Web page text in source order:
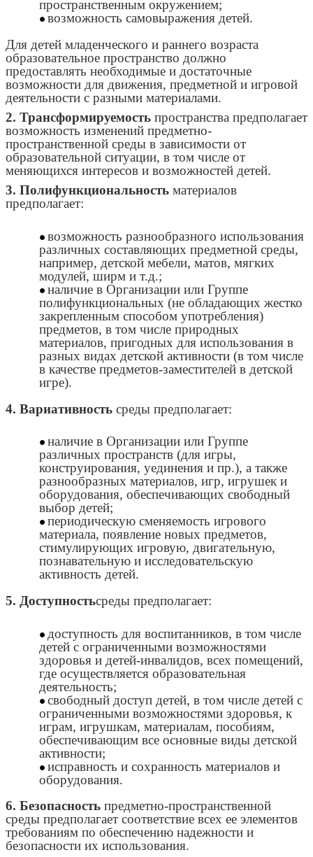
пространственным окружением;
возможность самовыражения детей.
Для детей младенческого и раннего возраста
образовательное пространство должно
предоставлять необходимые и достаточные
возможности для движения, предметной и игровой
деятельности с разными материалами.
2. Трансформируемость пространства предполагает
возможность изменений предметно-
пространственной среды в зависимости от
образовательной ситуации, в том числе от
меняющихся интересов и возможностей детей.
3. Полифункциональность материалов
предполагает:
возможность разнообразного использования
различных составляющих предметной среды,
например, детской мебели, матов, мягких
модулей, ширм и т.д.;
наличие в Организации или Группе
полифункциональных (не обладающих жестко
закрепленным способом употребления)
предметов, в том числе природных
материалов, пригодных для использования в
разных видах детской активности (в том числе
в качестве предметов-заместителей в детской
игре).
4. Вариативность среды предполагает:
наличие в Организации или Группе
различных пространств (для игры,
конструирования, уединения и пр.), а также
разнообразных материалов, игр, игрушек и
оборудования, обеспечивающих свободный
выбор детей;
периодическую сменяемость игрового
материала, появление новых предметов,
стимулирующих игровую, двигательную,
познавательную и исследовательскую
активность детей.
5. Доступностьсреды предполагает:
доступность для воспитанников, в том числе
детей с ограниченными возможностями
здоровья и детей-инвалидов, всех помещений,
где осуществляется образовательная
деятельность;
свободный доступ детей, в том числе детей с
ограниченными возможностями здоровья, к
играм, игрушкам, материалам, пособиям,
обеспечивающим все основные виды детской
активности;
исправность и сохранность материалов и
оборудования.
6. Безопасность предметно-пространственной
среды предполагает соответствие всех ее элементов
требованиям по обеспечению надежности и
безопасности их использования.